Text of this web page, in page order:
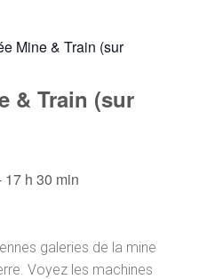
Mine & Train (sur
& Train (sur
17 h 30 min
galeries de la mine
Voyez les machines